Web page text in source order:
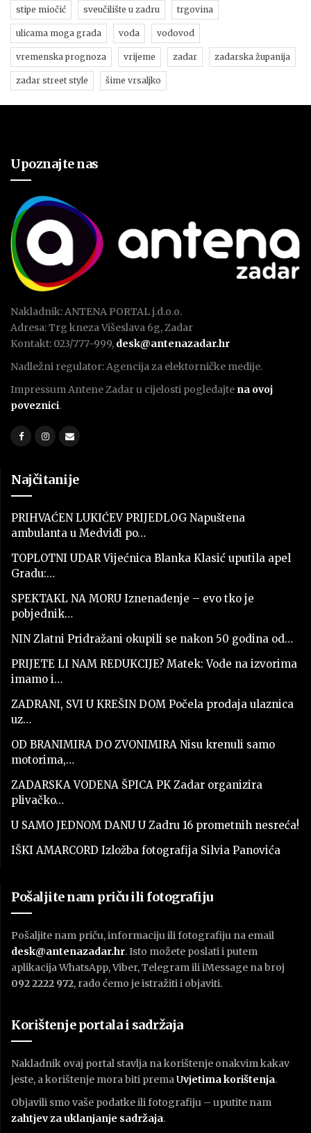
stipe miočić sveučilište u zadru trgovina
ulicama moga grada voda vodovod
vremenska prognoza vrijeme zadar zadarska županija
zadar street style šime vrsaljko
Upoznajte nas
Nakladnik: ANTENA PORTAL j.d.o.o.
Adresa: Trg kneza Višeslava 6g, Zadar
Kontakt: 023/777-999, desk@antenazadar.hr
Nadležni regulator: Agencija za elektorničke medije.
Impressum Antene Zadar u cijelosti pogledajte na ovoj
poveznici.
Najčitanije
PRIHVAĆEN LUKIĆEV PRIJEDLOG Napuštena
ambulanta u Medviđi po…
TOPLOTNI UDAR Vijećnica Blanka Klasić uputila apel
Gradu:…
SPEKTAKL NA MORU Iznenađenje – evo tko je
pobjednik…
NIN Zlatni Pridražani okupili se nakon 50 godina od…
PRIJETE LI NAM REDUKCIJE? Matek: Vode na izvorima
imamo i…
ZADRANI, SVI U KREŠIN DOM Počela prodaja ulaznica
uz…
OD BRANIMIRA DO ZVONIMIRA Nisu krenuli samo
motorima,…
ZADARSKA VODENA ŠPICA PK Zadar organizira
plivačko…
U SAMO JEDNOM DANU U Zadru 16 prometnih nesreća!
IŠKI AMARCORD Izložba fotografija Silvia Panovića
Pošaljite nam priču ili fotografiju
Pošaljite nam priču, informaciju ili fotografiju na email
desk@antenazadar.hr. Isto možete poslati i putem
aplikacija WhatsApp, Viber, Telegram ili iMessage na broj
092 2222 972, rado ćemo je istražiti i objaviti.
Korištenje portala i sadržaja
Nakladnik ovaj portal stavlja na korištenje onakvim kakav
jeste, a korištenje mora biti prema Uvjetima korištenja.
Objavili smo vaše podatke ili fotografiju – uputite nam
zahtjev za uklanjanje sadržaja.